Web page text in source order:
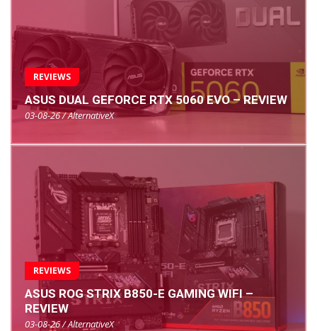
REVIEWS
ASUS DUAL GEFORCE RTX 5060 EVO – REVIEW
03-08-26 / AlternativeX
REVIEWS
ASUS ROG STRIX B850-E GAMING WIFI –
REVIEW
03-08-26 / AlternativeX